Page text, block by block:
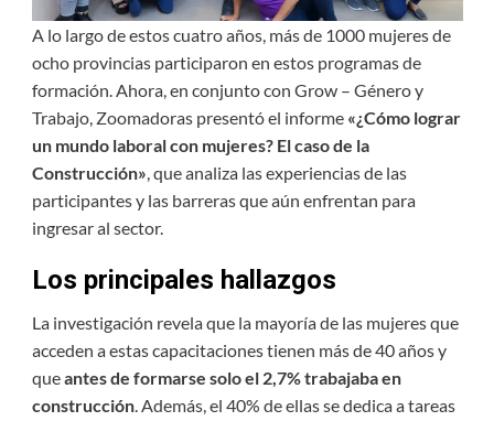
A lo largo de estos cuatro años, más de 1000 mujeres de
ocho provincias participaron en estos programas de
formación. Ahora, en conjunto con Grow – Género y
Trabajo, Zoomadoras presentó el informe «¿Cómo lograr
un mundo laboral con mujeres? El caso de la
Construcción», que analiza las experiencias de las
participantes y las barreras que aún enfrentan para
ingresar al sector.
Los principales hallazgos
La investigación revela que la mayoría de las mujeres que
acceden a estas capacitaciones tienen más de 40 años y
queantes de formarse solo el 2,7% trabajaba en
construcción. Además, el 40% de ellas se dedica a tareas